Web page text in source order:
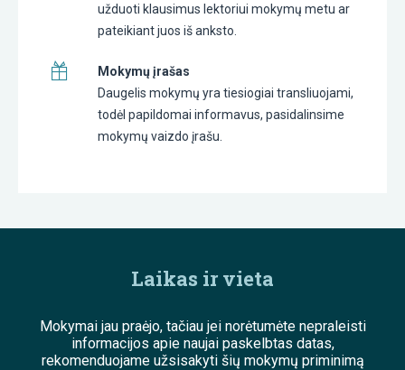
užduoti klausimus lektoriui mokymų metu ar
pateikiant juos iš anksto.
Mokymų įrašas
Daugelis mokymų yra tiesiogiai transliuojami,
todėl papildomai informavus, pasidalinsime
mokymų vaizdo įrašu.
Laikas ir vieta
Mokymai jau praėjo, tačiau jei norėtumėte nepraleisti
informacijos apie naujai paskelbtas datas,
rekomenduojame užsisakyti šių mokymų priminimą